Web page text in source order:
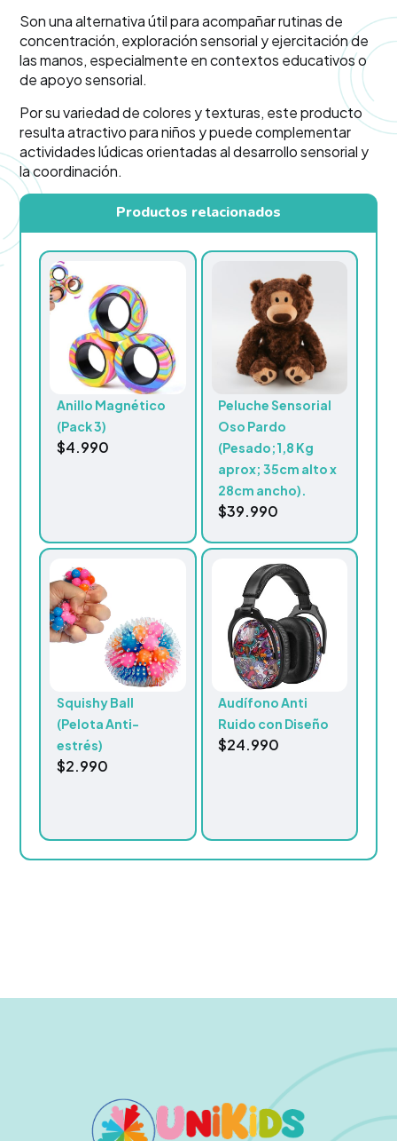
Son una alternativa útil para acompañar rutinas de
concentración, exploración sensorial y ejercitación de
las manos, especialmente en contextos educativos o
de apoyo sensorial.
Por su variedad de colores y texturas, este producto
resulta atractivo para niños y puede complementar
actividades lúdicas orientadas al desarrollo sensorial y
la coordinación.
Productos relacionados
Anillo Magnético
(Pack 3)
$4.990
Peluche Sensorial
Oso Pardo
(Pesado;1,8 Kg
aprox; 35cm alto x
28cm ancho).
$39.990
Squishy Ball
(Pelota Anti-
estrés)
$2.990
Audífono Anti
Ruido con Diseño
$24.990